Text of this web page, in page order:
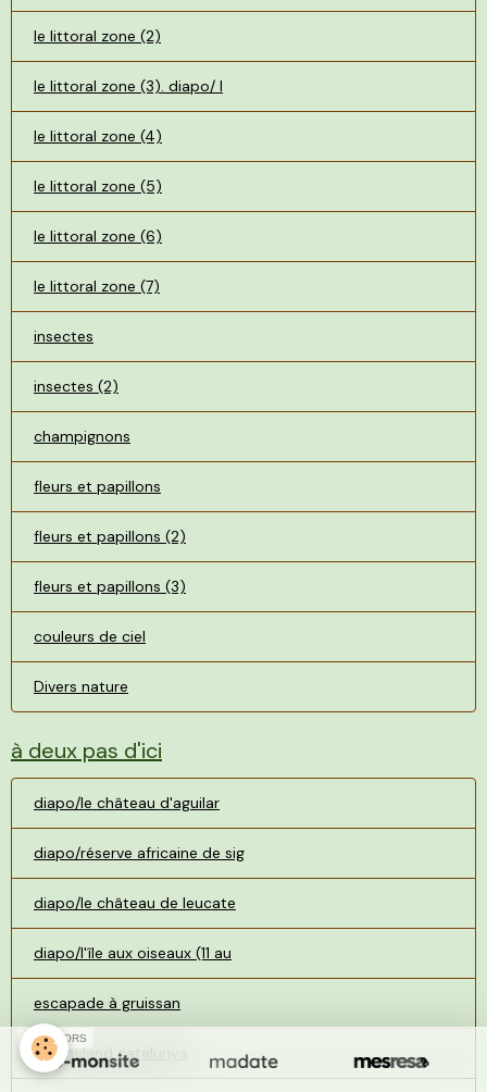
le littoral zone (2)
le littoral zone (3). diapo/ l
le littoral zone (4)
le littoral zone (5)
le littoral zone (6)
le littoral zone (7)
insectes
insectes (2)
champignons
fleurs et papillons
fleurs et papillons (2)
fleurs et papillons (3)
couleurs de ciel
Divers nature
à deux pas d'ici
diapo/le château d'aguilar
diapo/réserve africaine de sig
diapo/le château de leucate
diapo/l'île aux oiseaux (11 au
escapade à gruissan
marineland catalunya
SPONSORS